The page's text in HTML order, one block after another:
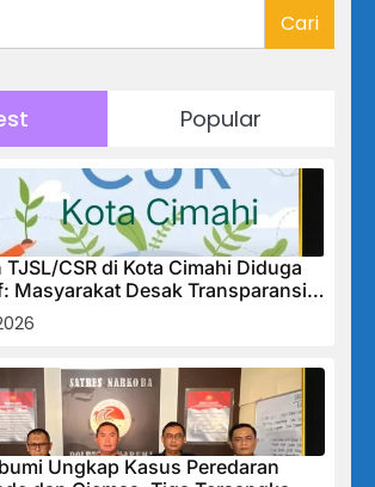
Cari
Popular
CSR di Kota Cimahi Diduga
Masyarakat Desak Transparansi
Sistem
Ungkap Kasus Peredaran